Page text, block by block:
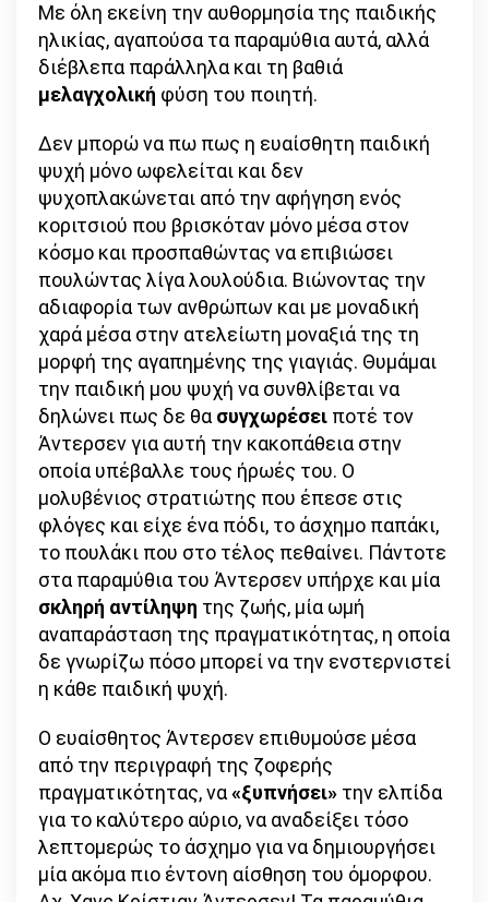
Με όλη εκείνη την αυθορμησία της παιδικής
ηλικίας, αγαπούσα τα παραμύθια αυτά, αλλά
διέβλεπα παράλληλα και τη βαθιά
μελαγχολική φύση του ποιητή.
Δεν μπορώ να πω πως η ευαίσθητη παιδική
ψυχή μόνο ωφελείται και δεν
ψυχοπλακώνεται από την αφήγηση ενός
κοριτσιού που βρισκόταν μόνο μέσα στον
κόσμο και προσπαθώντας να επιβιώσει
πουλώντας λίγα λουλούδια. Βιώνοντας την
αδιαφορία των ανθρώπων και με μοναδική
χαρά μέσα στην ατελείωτη μοναξιά της τη
μορφή της αγαπημένης της γιαγιάς. Θυμάμαι
την παιδική μου ψυχή να συνθλίβεται να
δηλώνει πως δε θασυγχωρέσει ποτέ τον
Άντερσεν για αυτή την κακοπάθεια στην
οποία υπέβαλλε τους ήρωές του. Ο
μολυβένιος στρατιώτης που έπεσε στις
φλόγες και είχε ένα πόδι, το άσχημο παπάκι,
το πουλάκι που στο τέλος πεθαίνει. Πάντοτε
στα παραμύθια του Άντερσεν υπήρχε και μία
σκληρή αντίληψη της ζωής, μία ωμή
αναπαράσταση της πραγματικότητας, η οποία
δε γνωρίζω πόσο μπορεί να την ενστερνιστεί
η κάθε παιδική ψυχή.
Ο ευαίσθητος Άντερσεν επιθυμούσε μέσα
από την περιγραφή της ζοφερής
πραγματικότητας, να«ξυπνήσει» την ελπίδα
για το καλύτερο αύριο, να αναδείξει τόσο
λεπτομερώς το άσχημο για να δημιουργήσει
μία ακόμα πιο έντονη αίσθηση του όμορφου.